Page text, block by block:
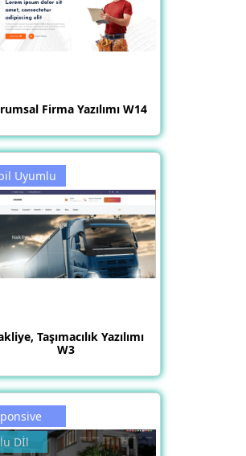
Firma Yazılımı W14
Uyumlu
Taşımacılık Yazılımı
W3
Dİl